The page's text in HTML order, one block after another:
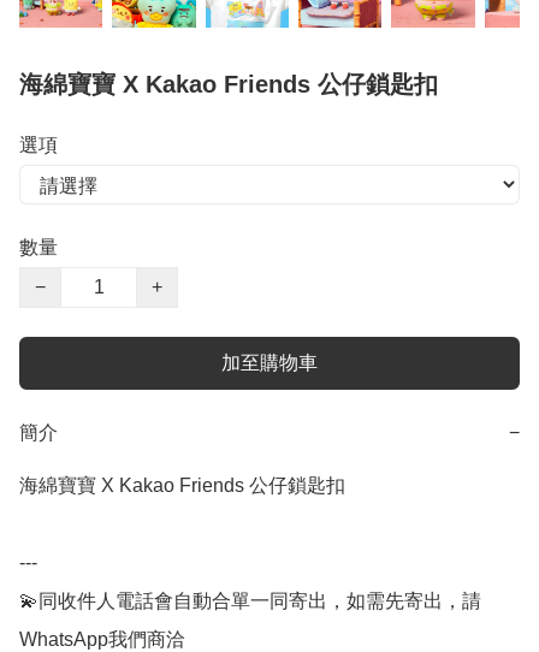
海綿寶寶 X Kakao Friends 公仔鎖匙扣
選項
數量
−
+
加至購物車
簡介 −
海綿寶寶 X Kakao Friends 公仔鎖匙扣
---
💫同收件人電話會自動合單一同寄出，如需先寄出，請
WhatsApp我們商洽